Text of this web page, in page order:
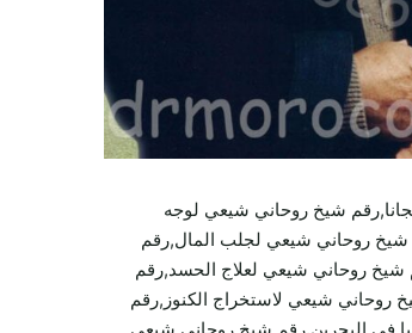
شيخ روحاني شيعي لوجه
روحاني شيعي لجلب المال,رقم
روحاني شيعي لعلاج الحسد,رقم
روحاني شيعي لاستخراج الكنوز,رقم